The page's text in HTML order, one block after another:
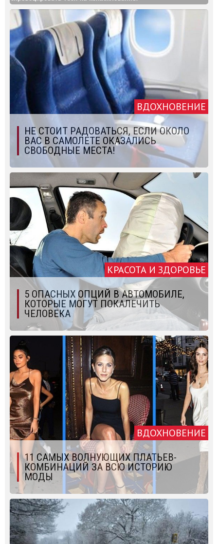
ВДОХНОВЕНИЕ
НЕ СТОИТ РАДОВАТЬСЯ, ЕСЛИ ОКОЛО
ВАС В САМОЛЕТЕ ОКАЗАЛИСЬ
СВОБОДНЫЕ МЕСТА!
КРАСОТА И ЗДОРОВЬЕ
5 ОПАСНЫХ ОПЦИЙ В АВТОМОБИЛЕ,
КОТОРЫЕ МОГУТ ПОКАЛЕЧИТЬ
ЧЕЛОВЕКА
ВДОХНОВЕНИЕ
11 САМЫХ ВОЛНУЮЩИХ ПЛАТЬЕВ-
КОМБИНАЦИЙ ЗА ВСЮ ИСТОРИЮ
МОДЫ